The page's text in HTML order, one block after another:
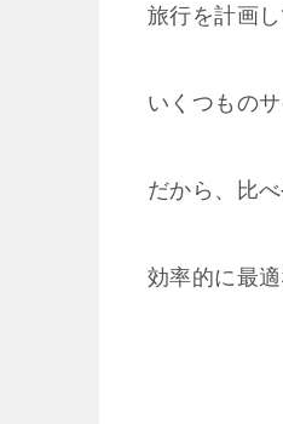
旅行を計画
いくつもの
だから、比
効率的に最